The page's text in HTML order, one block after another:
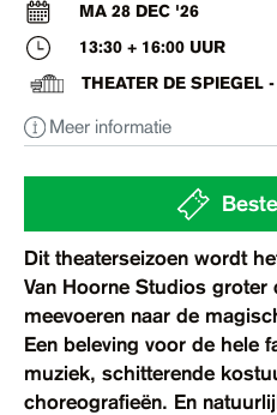
Over ons
Eten & drinken
Ruimte huren
Contact
Toegankelijkheid
MA 28 DEC '26
13:30 + 16:00 UUR
THEATER DE SPIEGEL
Meer informatie
Dit theaterseizoen wordt
Van Hoorne Studios groter
meevoeren naar de
Een beleving voor de hele
muziek, schitterende
choreografieën. En